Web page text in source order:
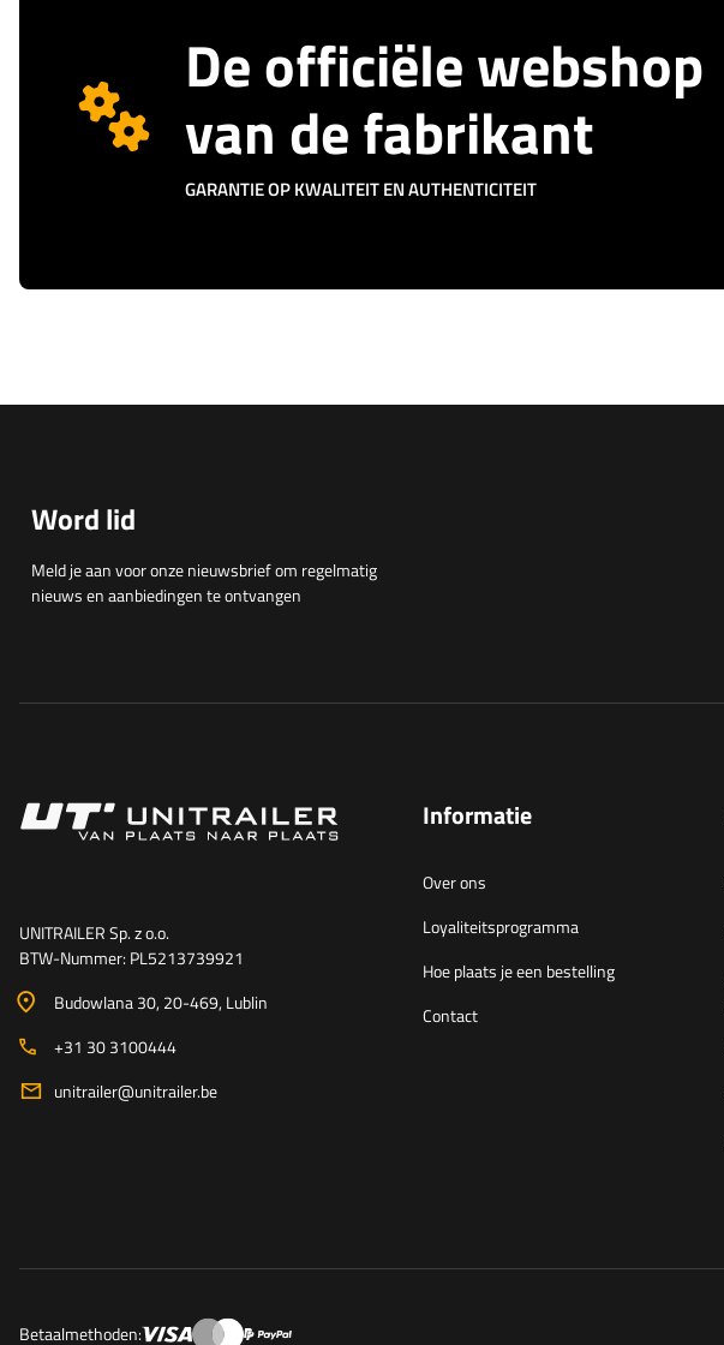
De officiële webshop
van de fabrikant
GARANTIE OP KWALITEIT EN AUTHENTICITEIT
Word lid
Meld je aan voor onze nieuwsbrief om regelmatig
nieuws en aanbiedingen te ontvangen
UNITRAILER Sp. z o.o.
BTW-Nummer: PL5213739921
Budowlana 30, 20-469, Lublin
+31 30 3100444
unitrailer@unitrailer.be
Informatie
Over ons
Loyaliteitsprogramma
Hoe plaats je een bestelling
Contact
Betaalmethoden: